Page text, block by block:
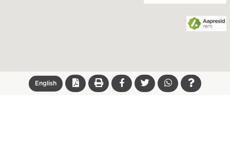
English